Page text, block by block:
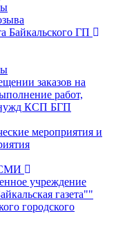
Байкальского ГП
заказов на
работ,
нужд КСП БГП
мероприятия и
учреждение
газета""
городского